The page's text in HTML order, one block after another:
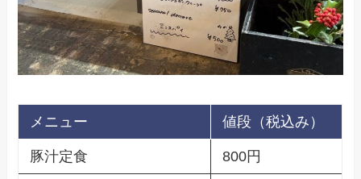
メニュー 値段（税込み）
豚汁定食 800円